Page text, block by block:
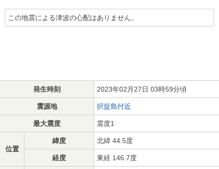
この地震による津波の心配はありません。
発生時刻 2023年02月27日 03時59分頃
震源地 択捉島付近
最大震度 震度1
位置
緯度 北緯 44.5度
経度 東経 146.7度